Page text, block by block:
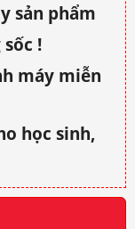
sản phẩm
!
máy miễn
học sinh,